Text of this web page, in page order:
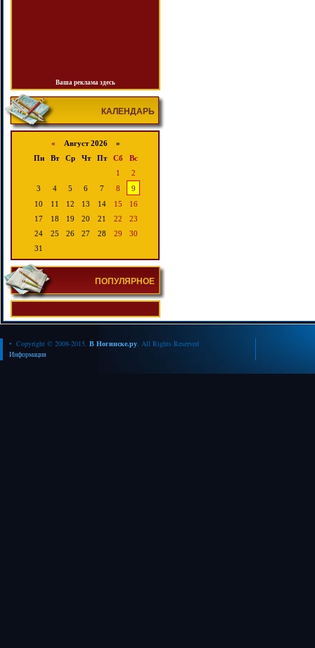
Ваша реклама здесь
КАЛЕНДАРЬ
« Август 2026 »
Пн
Вт Ср Чт Пт Сб
Вс
1
2
3
4 5 6 7 8
9
10
11 12 13 14 15
16
17
18 19 20 21 22
23
24
25 26 27 28 29
30
31
ПОПУЛЯРНОЕ
• Copyright © 2008-2015. В Ногинске.ру. All Rights Reserved
Информация